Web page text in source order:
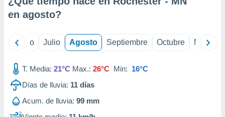
e
publicidad
publicidad
en agosto?
Junio Julio Agosto Septiembre Octubre
T. Media: 21°C Max.: 26°C Min: 16°C
Días de lluvia: 11 días
Acum. de lluvia: 99 mm